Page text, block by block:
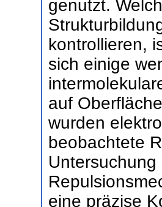
genutzt.
kontrollieren,
sich einige
auf
wurden
beobachtete
eine präzise